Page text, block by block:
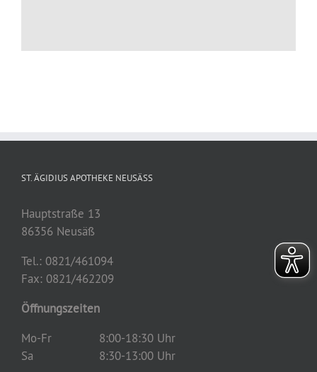
ST. ÄGIDIUS APOTHEKE NEUSÄSS
Hauptstraße 13
86356 Neusäß
Tel.: 0821/461094
Fax: 0821/462209
Öffnungszeiten
Mo-Fr
8:00-18:30 Uhr
Sa
8:30-13:00 Uhr